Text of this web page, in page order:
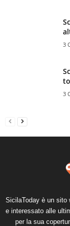
3
3
SicilaToday è un sito
e interessato alle
per la sua